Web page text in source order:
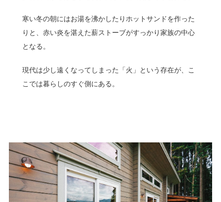
寒い冬の朝にはお湯を沸かしたりホットサンドを作った
りと、赤い炎を湛えた薪ストーブがすっかり家族の中心
となる。
現代は少し遠くなってしまった「火」という存在が、こ
こでは暮らしのすぐ側にある。